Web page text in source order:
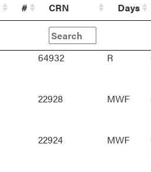
# CRN Days
64932 R
22928 MWF
22924 MWF